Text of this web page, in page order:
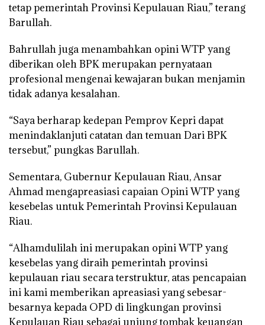
tetap pemerintah Provinsi Kepulauan Riau,” terang
Barullah.
Bahrullah juga menambahkan opini WTP yang
diberikan oleh BPK merupakan pernyataan
profesional mengenai kewajaran bukan menjamin
tidak adanya kesalahan.
“Saya berharap kedepan Pemprov Kepri dapat
menindaklanjuti catatan dan temuan Dari BPK
tersebut,” pungkas Barullah.
Sementara, Gubernur Kepulauan Riau, Ansar
Ahmad mengapreasiasi capaian Opini WTP yang
kesebelas untuk Pemerintah Provinsi Kepulauan
Riau.
“Alhamdulilah ini merupakan opini WTP yang
kesebelas yang diraih pemerintah provinsi
kepulauan riau secara terstruktur, atas pencapaian
ini kami memberikan apreasiasi yang sebesar-
besarnya kepada OPD di lingkungan provinsi
Kepulauan Riau sebagai unjung tombak keuangan